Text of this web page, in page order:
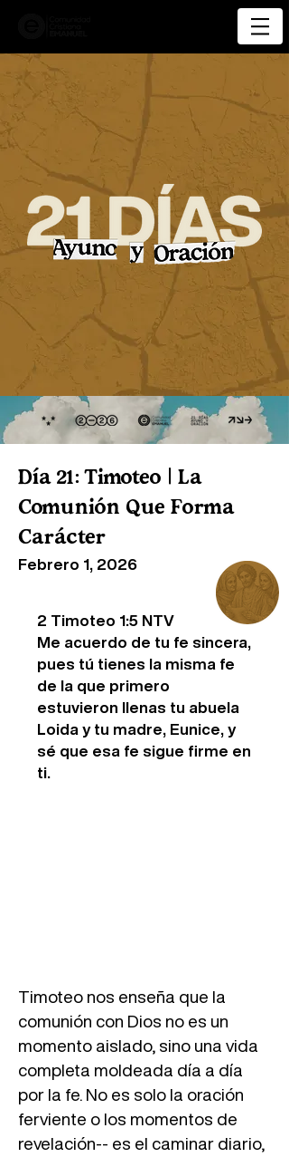
Día 21: Timoteo | La
Comunión Que Forma
Carácter
Febrero 1, 2026
2 Timoteo 1:5 NTV
Me acuerdo de tu fe sincera,
pues tú tienes la misma fe
de la que primero
estuvieron llenas tu abuela
Loida y tu madre, Eunice, y
sé que esa fe sigue firme en
ti.
Timoteo nos enseña que la
comunión con Dios no es un
momento aislado, sino una vida
completa moldeada día a día
por la fe. No es solo la oración
ferviente o los momentos de
revelación-- es el caminar diario,